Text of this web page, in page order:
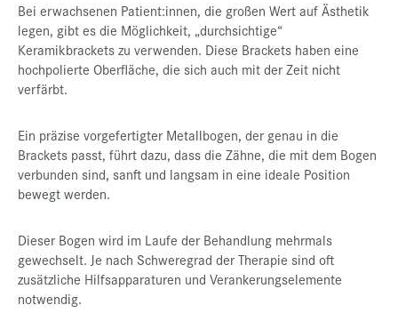
Bei erwachsenen Patient:innen, die großen Wert auf Ästhetik
legen, gibt es die Möglichkeit, „durchsichtige“
Keramikbrackets zu verwenden. Diese Brackets haben eine
hochpolierte Oberfläche, die sich auch mit der Zeit nicht
verfärbt.
Ein präzise vorgefertigter Metallbogen, der genau in die
Brackets passt, führt dazu, dass die Zähne, die mit dem Bogen
verbunden sind, sanft und langsam in eine ideale Position
bewegt werden.
Dieser Bogen wird im Laufe der Behandlung mehrmals
gewechselt. Je nach Schweregrad der Therapie sind oft
zusätzliche Hilfsapparaturen und Verankerungselemente
notwendig.